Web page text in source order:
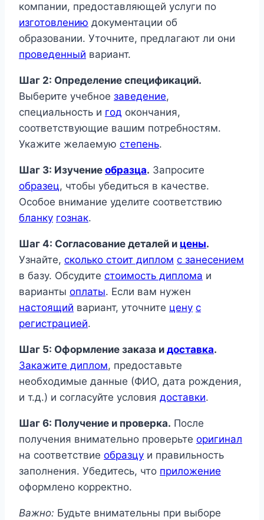
компании, предоставляющей услуги по
изготовлению документации об
образовании. Уточните, предлагают ли они
проведенный вариант.
Шаг 2: Определение спецификаций.
Выберите учебное заведение,
специальность и год окончания,
соответствующие вашим потребностям.
Укажите желаемую степень.
Шаг 3: Изучение образца. Запросите
образец, чтобы убедиться в качестве.
Особое внимание уделите соответствию
бланку гознак.
Шаг 4: Согласование деталей и цены.
Узнайте, сколько стоит диплом с занесением
в базу. Обсудите стоимость диплома и
варианты оплаты. Если вам нужен
настоящий вариант, уточните цену с
регистрацией.
Шаг 5: Оформление заказа и доставка.
Закажите диплом, предоставьте
необходимые данные (ФИО, дата рождения,
и т.д.) и согласуйте условия доставки.
Шаг 6: Получение и проверка. После
получения внимательно проверьте оригинал
на соответствие образцу и правильность
заполнения. Убедитесь, что приложение
оформлено корректно.
Важно: Будьте внимательны при выборе